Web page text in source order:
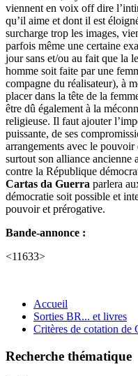
viennent en voix off dire
qu’il aime et dont il est
surcharge trop les images,
parfois même une certaine
jour sans et/ou au fait que la
homme soit faite par une
compagne du réalisateur), à
placer dans la tête de la
être dû également à la
religieuse. Il faut ajouter
puissante, de ses
arrangements avec le
surtout son alliance ancienne
contre la République
Cartas da Guerra parlera
démocratie soit possible et
pouvoir et prérogative.
Bande-annonce :
<11633>
Accueil
Sorties BR... et livres
Critères de cotation de
Recherche thématique